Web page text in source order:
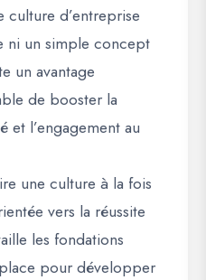
culture d’entreprise
ni un simple concept
un avantage
de booster la
et l’engagement au
une culture à la fois
vers la réussite
les fondations
pour développer